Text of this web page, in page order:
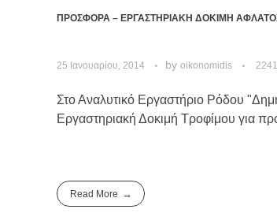
ΠΡΟΣΦΟΡΑ – ΕΡΓΑΣΤΗΡΙΑΚΗ ΔΟΚΙΜΗ
25 Ιανουαρίου, 2014 by oikonomidis
Στο Αναλυτικό Εργαστήριο Ρόδου
Εργαστηριακή Δοκιμή Τροφίμου για
Read More